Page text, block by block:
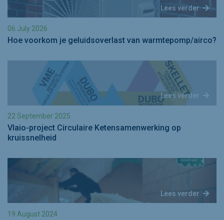
Lees verder
06 July 2026
Hoe voorkom je geluidsoverlast van warmtepomp/airco?
Lees verder
22 September 2025
Vlaio-project Circulaire Ketensamenwerking op
kruissnelheid
Lees verder
19 August 2024